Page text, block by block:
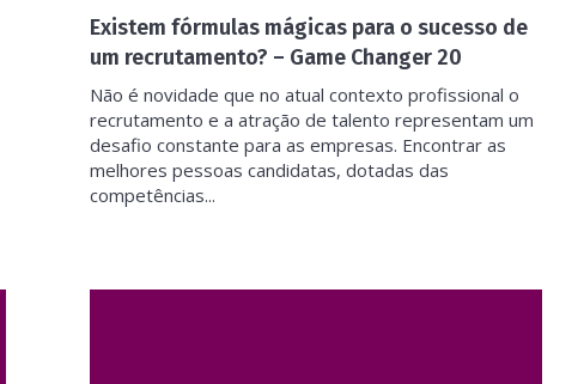
Existem fórmulas mágicas para o sucesso de
um recrutamento? – Game Changer 20
Não é novidade que no atual contexto profissional o
recrutamento e a atração de talento representam um
desafio constante para as empresas. Encontrar as
melhores pessoas candidatas, dotadas das
competências...